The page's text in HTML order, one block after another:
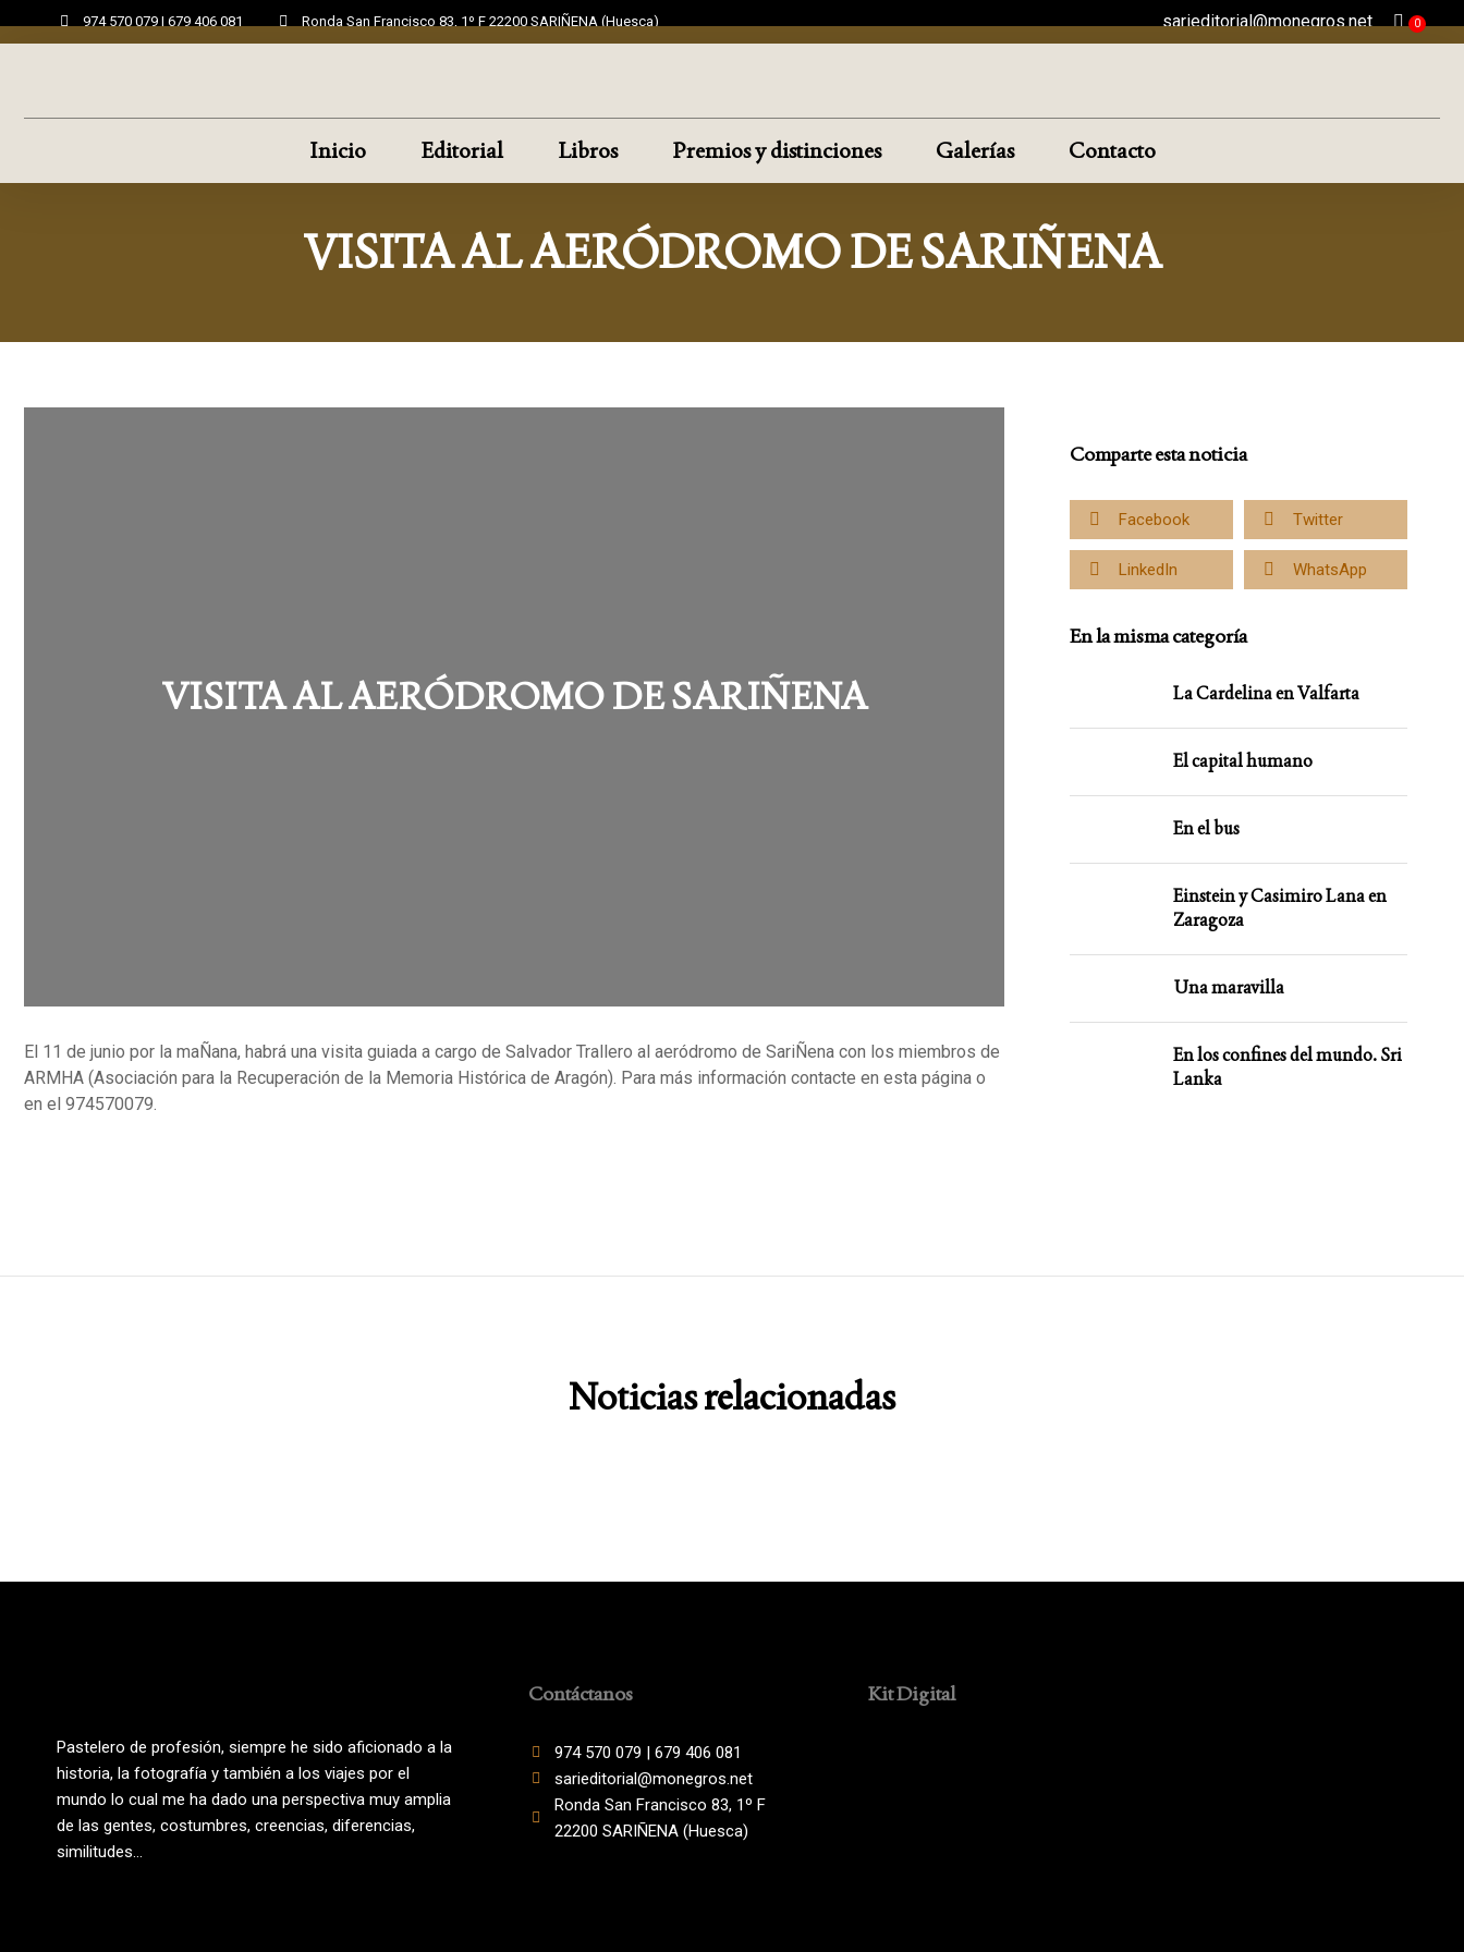
974 570 079 | 679 406 081 Ronda San Francisco 83, 1º F 22200 SARIÑENA (Huesca) sarieditorial@monegros.net
Inicio Editorial Libros Premios y distinciones Galerías Contacto
VISITA AL AERÓDROMO DE SARIÑENA
VISITA AL AERÓDROMO DE SARIÑENA
El 11 de junio por la maÑana, habrá una visita guiada a cargo de Salvador Trallero al aeródromo de SariÑena con los miembros de
ARMHA (Asociación para la Recuperación de la Memoria Histórica de Aragón). Para más información contacte en esta página o
en el 974570079.
Comparte esta noticia
Facebook Twitter
LinkedIn WhatsApp
En la misma categoría
La Cardelina en Valfarta
El capital humano
En el bus
Einstein y Casimiro Lana en
Zaragoza
Una maravilla
En los confines del mundo. Sri
Lanka
Noticias relacionadas
Pastelero de profesión, siempre he sido aficionado a la
historia, la fotografía y también a los viajes por el
mundo lo cual me ha dado una perspectiva muy amplia
de las gentes, costumbres, creencias, diferencias,
similitudes…
Contáctanos
974 570 079 | 679 406 081
sarieditorial@monegros.net
Ronda San Francisco 83, 1º F
22200 SARIÑENA (Huesca)
Kit Digital